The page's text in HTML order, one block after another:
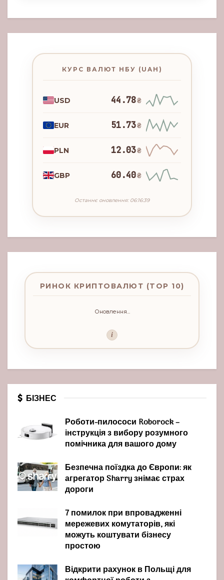
КУРС ВАЛЮТ НБУ (UAH)
USD 44.78₴
EUR 51.73₴
PLN 12.03₴
GBP 60.40₴
Останнє оновлення: 06:16:39
РИНОК КРИПТОВАЛЮТ (TOP 10)
Оновлення...
i
БІЗНЕС
Роботи-пилососи Roborock –
інструкція з вибору розумного
помічника для вашого дому
Безпечна поїздка до Європи: як
агрегатор Sharry знімає страх
дороги
7 помилок при впровадженні
мережевих комутаторів, які
можуть коштувати бізнесу
простою
Відкрити рахунок в Польщі для